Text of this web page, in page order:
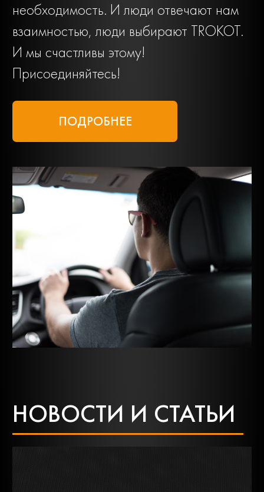
необходимость. И люди отвечают нам
взаимностью, люди выбирают TROKOT.
И мы счастливы этому!
Присоединяйтесь!
ПОДРОБНЕЕ
НОВОСТИ И СТАТЬИ